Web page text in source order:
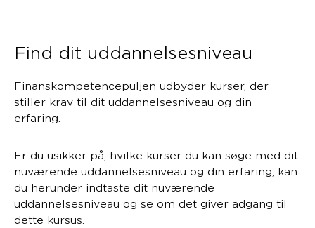
Find dit uddannelsesniveau
Finanskompetencepuljen udbyder kurser, der
stiller krav til dit uddannelsesniveau og din
erfaring.
Er du usikker på, hvilke kurser du kan søge med dit
nuværende uddannelsesniveau og din erfaring, kan
du herunder indtaste dit nuværende
uddannelsesniveau og se om det giver adgang til
dette kursus.